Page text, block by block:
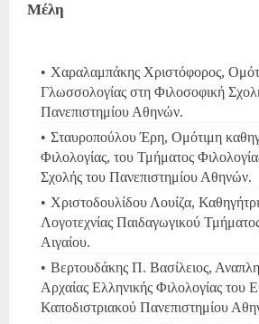
Μέλη
Χαραλαμπάκης Χριστόφορος,
Γλωσσολογίας στη Φιλοσοφική
Πανεπιστημίου Αθηνών.
Σταυροπούλου Έρη, Ομότιμη
Φιλολογίας, του Τμήματος
Σχολής του Πανεπιστημίου Αθηνών.
Χριστοδουλίδου Λουίζα,
Λογοτεχνίας Παιδαγωγικού
Αιγαίου.
Βερτουδάκης Π. Βασίλειος,
Αρχαίας Ελληνικής Φιλολογίας του
Καποδιστριακού Πανεπιστημίου